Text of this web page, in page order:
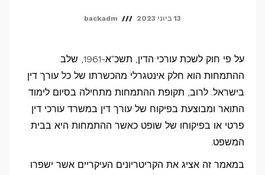
13 ביוני 2023 backadm
על פי חוק לשכת עורכי הדין, תשכ"א-1961, שלב
ההתמחות הוא חלק אינטגרלי מהכשרתו של כל עורך דין
בישראל. לרוב, תקופת ההתמחות מתחילה בסיום לימוד
התואר ומבוצעת בפיקוח של עורך דין במשרד עורכי דין
פרטי או בפיקוחו של שופט כאשר ההתמחות היא בבית
המשפט.
במאמר זה אציג את הקריטריונים העיקריים אשר ישפרו